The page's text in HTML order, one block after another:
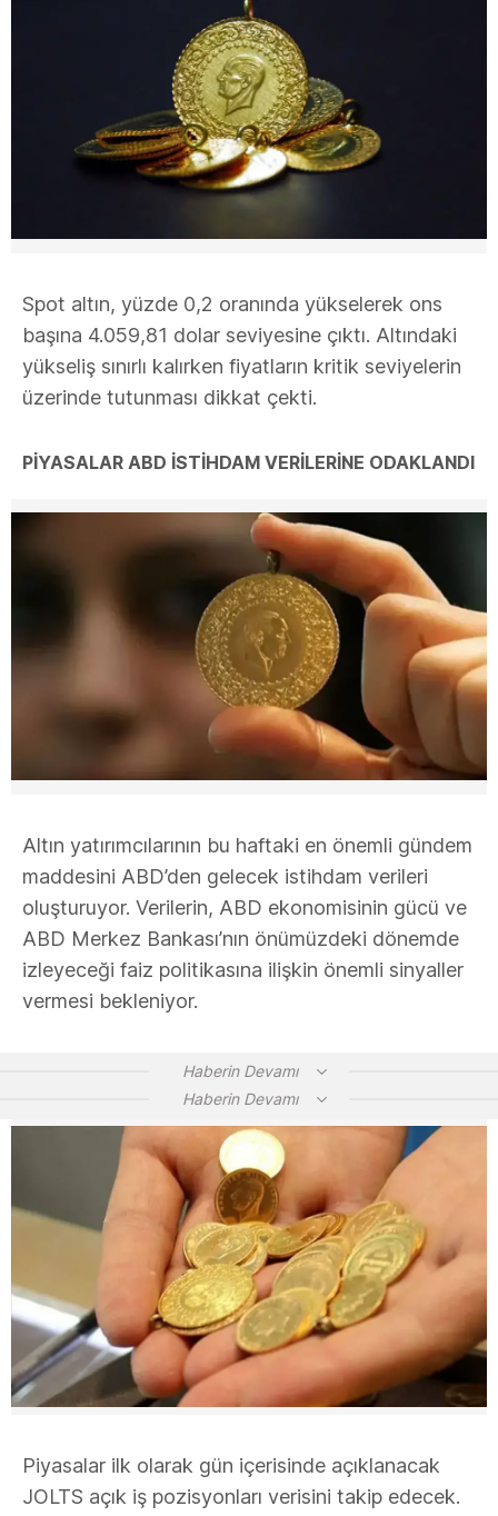
Spot altın, yüzde 0,2 oranında yükselerek ons
başına 4.059,81 dolar seviyesine çıktı. Altındaki
yükseliş sınırlı kalırken fiyatların kritik seviyelerin
üzerinde tutunması dikkat çekti.
PİYASALAR ABD İSTİHDAM VERİLERİNE ODAKLANDI
Altın yatırımcılarının bu haftaki en önemli gündem
maddesini ABD’den gelecek istihdam verileri
oluşturuyor. Verilerin, ABD ekonomisinin gücü ve
ABD Merkez Bankası’nın önümüzdeki dönemde
izleyeceği faiz politikasına ilişkin önemli sinyaller
vermesi bekleniyor.
Haberin Devamı
Haberin Devamı
Piyasalar ilk olarak gün içerisinde açıklanacak
JOLTS açık iş pozisyonları verisini takip edecek.